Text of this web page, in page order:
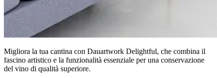
Migliora la tua cantina con Dauartwork Delightful, che combina il
fascino artistico e la funzionalità essenziale per una conservazione
del vino di qualità superiore.